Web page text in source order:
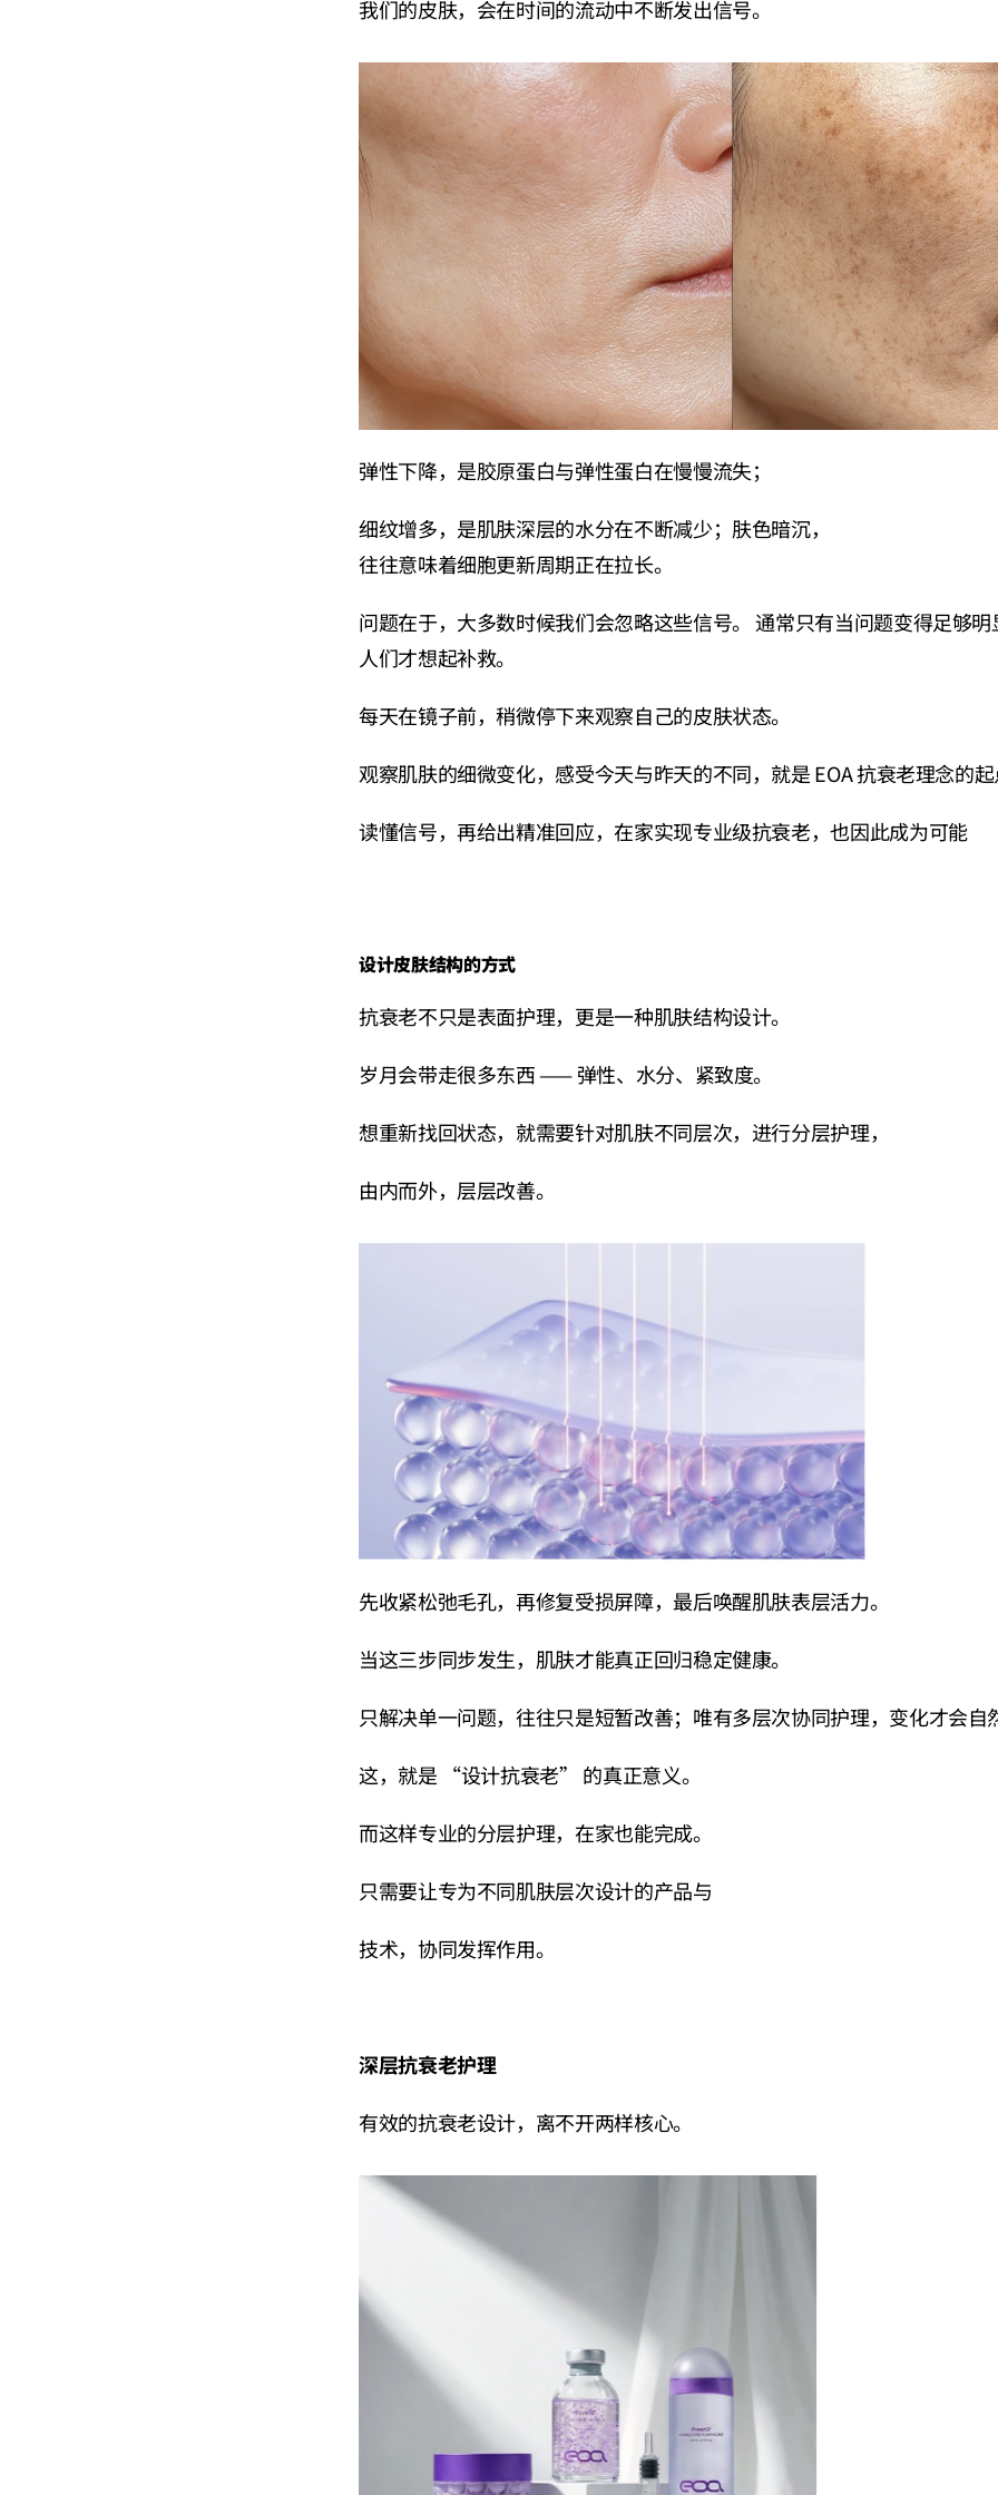
我们的皮肤，会在时间的流动中不断发出信号。
弹性下降，是胶原蛋白与弹性蛋白在慢慢流失；
细纹增多，是肌肤深层的水分在不断减少；肤色暗沉，
往往意味着细胞更新周期正在拉长。
问题在于，大多数时候我们会忽略这些信号。 通常只有当问题变得足够明
人们才想起补救。
每天在镜子前，稍微停下来观察自己的皮肤状态。
观察肌肤的细微变化，感受今天与昨天的不同，就是 EOA 抗衰老理念的起
读懂信号，再给出精准回应，在家实现专业级抗衰老，也因此成为可能
设计皮肤结构的方式
抗衰老不只是表面护理，更是一种肌肤结构设计。
岁月会带走很多东西 —— 弹性、水分、紧致度。
想重新找回状态，就需要针对肌肤不同层次，进行分层护理，
由内而外，层层改善。
先收紧松弛毛孔，再修复受损屏障，最后唤醒肌肤表层活力。
当这三步同步发生，肌肤才能真正回归稳定健康。
只解决单一问题，往往只是短暂改善；唯有多层次协同护理，变化才会自
这，就是 “设计抗衰老” 的真正意义。
而这样专业的分层护理，在家也能完成。
只需要让专为不同肌肤层次设计的产品与
技术，协同发挥作用。
深层抗衰老护理
有效的抗衰老设计，离不开两样核心。